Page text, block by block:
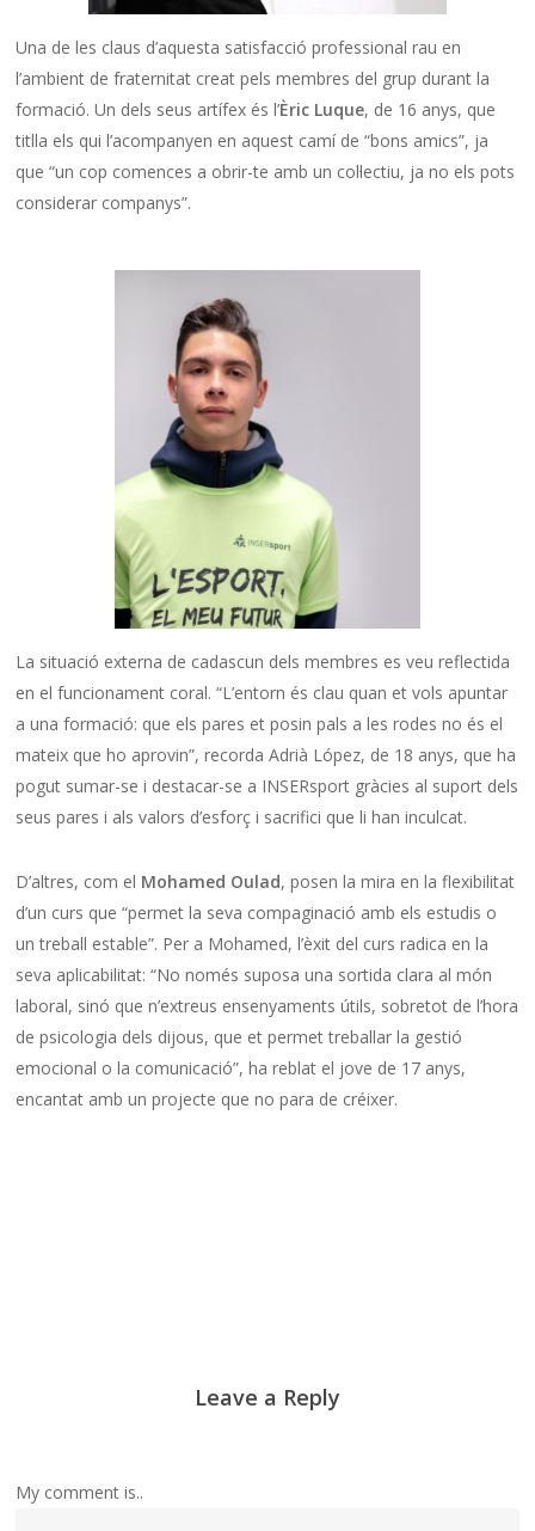
Una de les claus d’aquesta satisfacció professional rau en
l’ambient de fraternitat creat pels membres del grup durant la
formació. Un dels seus artífex és l’Èric Luque, de 16 anys, que
titlla els qui l’acompanyen en aquest camí de “bons amics”, ja
que “un cop comences a obrir-te amb un col·lectiu, ja no els pots
considerar companys”.
La situació externa de cadascun dels membres es veu reflectida
en el funcionament coral. “L’entorn és clau quan et vols apuntar
a una formació: que els pares et posin pals a les rodes no és el
mateix que ho aprovin”, recorda Adrià López, de 18 anys, que ha
pogut sumar-se i destacar-se a INSERsport gràcies al suport dels
seus pares i als valors d’esforç i sacrifici que li han inculcat.
D’altres, com el Mohamed Oulad, posen la mira en la flexibilitat
d’un curs que “permet la seva compaginació amb els estudis o
un treball estable”. Per a Mohamed, l’èxit del curs radica en la
seva aplicabilitat: “No només suposa una sortida clara al món
laboral, sinó que n’extreus ensenyaments útils, sobretot de l’hora
de psicologia dels dijous, que et permet treballar la gestió
emocional o la comunicació”, ha reblat el jove de 17 anys,
encantat amb un projecte que no para de créixer.
Leave a Reply
My comment is..